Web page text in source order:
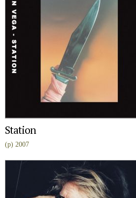
Station
(p) 2007